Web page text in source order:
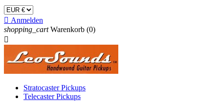
 Anmelden
shopping_cart Warenkorb (0)

Stratocaster Pickups
Telecaster Pickups